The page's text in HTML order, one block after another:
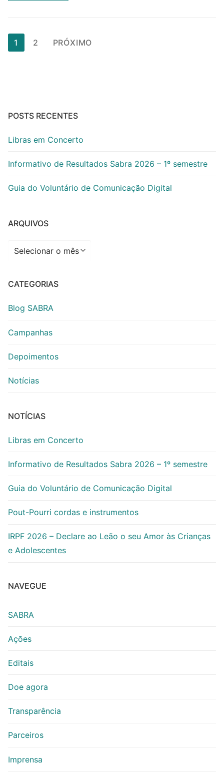
Paginação
de
1 2 PRÓXIMO
POSTS RECENTES
Libras em Concerto
Informativo de Resultados Sabra 2026 – 1º semestre
Guia do Voluntário de Comunicação Digital
ARQUIVOS
Arquivos
CATEGORIAS
Blog SABRA
Campanhas
Depoimentos
Notícias
NOTÍCIAS
Libras em Concerto
Informativo de Resultados Sabra 2026 – 1º semestre
Guia do Voluntário de Comunicação Digital
Pout-Pourri cordas e instrumentos
IRPF 2026 – Declare ao Leão o seu Amor às Crianças
e Adolescentes
NAVEGUE
SABRA
Ações
Editais
Doe agora
Transparência
Parceiros
Imprensa